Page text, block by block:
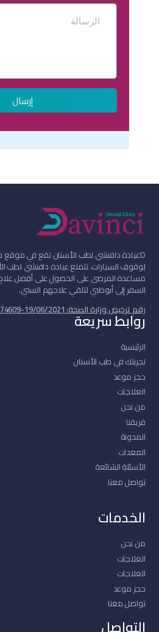
إرسال
الخدمات
من نحن
العلاجات
العلاجات
حجز موعد
تواصل معنا
روابط سريعة
الرئيسية
تجربتك في طب الأسنان
حجز موعد
العلاجات
من نحن
فريقنا
المدونة
المعدات
الأسئلة الشائعة
تواصل معنا
Dعيادة دافنشي لطب الأسنان تقع في
لوقوف السيارات. تتمتع عيادة دافنشي لطب
مساعدة المرضى على الحصول على أفضل
السفر إلى أبوظبي لتلقي علاجهم السني.
رقم ترخيص وزارة الصحة: DA74609-19/06/2021